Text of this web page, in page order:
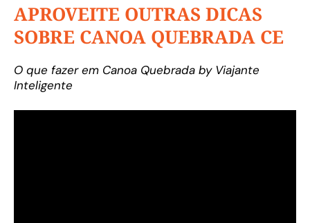
APROVEITE OUTRAS DICAS
SOBRE CANOA QUEBRADA CE
O que fazer em Canoa Quebrada by Viajante
Inteligente